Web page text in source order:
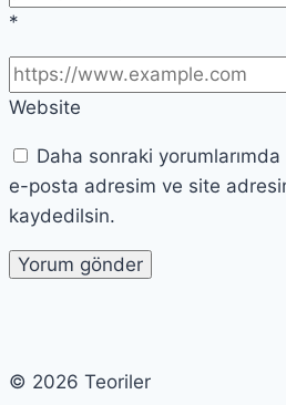
*
Website
Daha sonraki yorumlarımda
e-posta adresim ve site
kaydedilsin.
© 2026 Teoriler